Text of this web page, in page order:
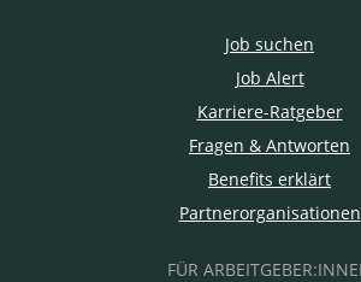
Job suchen
Job Alert
Karriere-Ratgeber
Fragen & Antworten
Benefits erklärt
Partnerorganisationen
FÜR